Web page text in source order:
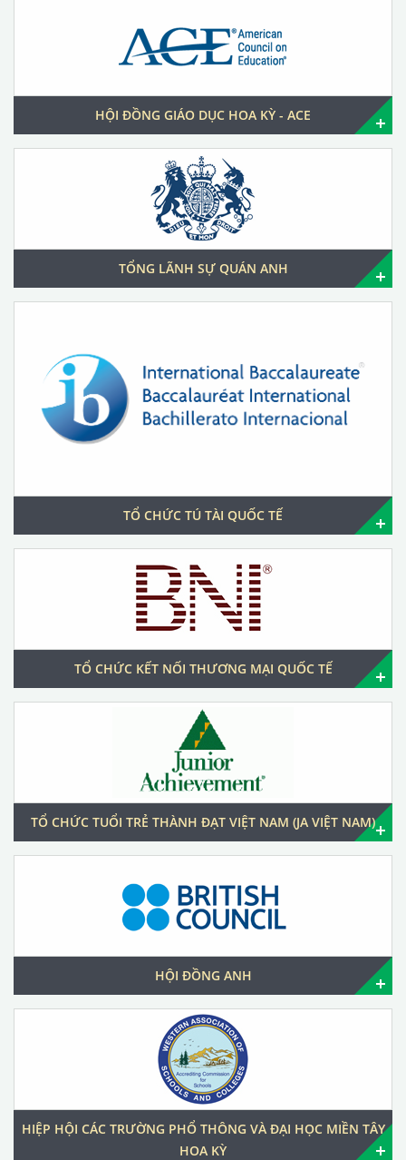
HỘI ĐỒNG GIÁO DỤC HOA KỲ - ACE
TỔNG LÃNH SỰ QUÁN ANH
TỔ CHỨC TÚ TÀI QUỐC TẾ
TỔ CHỨC KẾT NỐI THƯƠNG MẠI QUỐC TẾ
TỔ CHỨC TUỔI TRẺ THÀNH ĐẠT VIỆT NAM (JA VIỆT NAM)
HỘI ĐỒNG ANH
HIỆP HỘI CÁC TRƯỜNG PHỔ THÔNG VÀ ĐẠI HỌC MIỀN TÂY
HOA KỲ